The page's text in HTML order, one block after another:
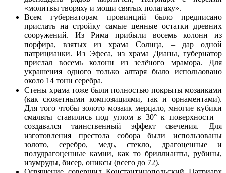
«молитвы творяху и мощи святых полагаху».
Всем губернаторам провинций было предписано
прислать на стройку самые ценные остатки древних
сооружений. Из Рима прибыли восемь колонн из
порфира, взятых из храма Солнца, – дар одной
патрицианки. Из Эфеса, из храма Дианы, губернатор
прислал восемь колонн из зелёного мрамора. Для
украшения одного только алтаря было использовано
около 14 тонн серебра.
Стены храма тоже были полностью покрыты мозаиками
(как сюжетными композициями, так и орнаментами).
Для того чтобы золото мозаик мерцало, многие кубики
смальты ставились под углом в 30° к поверхности –
создавался таинственный эффект свечения. Для
изготовления престола собора были использованы
золото, серебро, медь, стекло, драгоценные и
полудрагоценные камни, как то бриллианты, рубины,
изумруды, бисер, ониксы (всего до 72).